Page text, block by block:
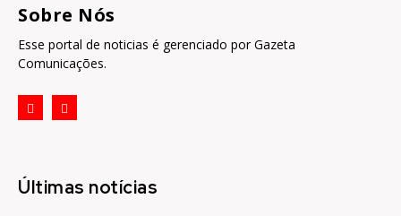
Sobre Nós
Esse portal de noticias é gerenciado por Gazeta
Comunicações.
Últimas notícias